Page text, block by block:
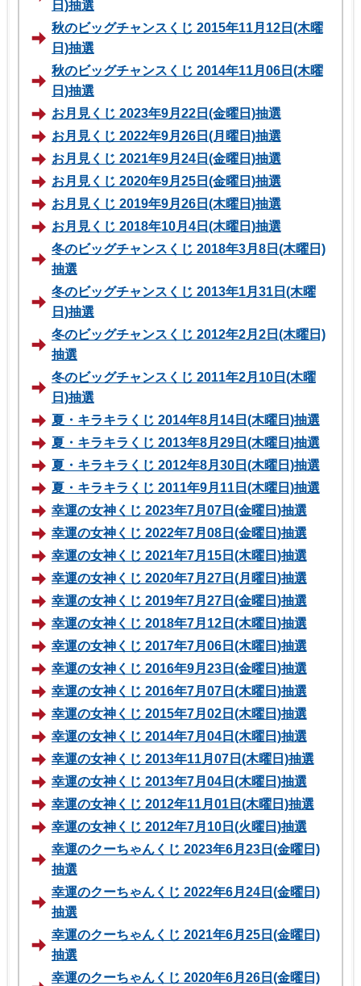
日)抽選
秋のビッグチャンスくじ 2015年11月12日(木曜
日)抽選
秋のビッグチャンスくじ 2014年11月06日(木曜
日)抽選
お月見くじ 2023年9月22日(金曜日)抽選
お月見くじ 2022年9月26日(月曜日)抽選
お月見くじ 2021年9月24日(金曜日)抽選
お月見くじ 2020年9月25日(金曜日)抽選
お月見くじ 2019年9月26日(木曜日)抽選
お月見くじ 2018年10月4日(木曜日)抽選
冬のビッグチャンスくじ 2018年3月8日(木曜日)
抽選
冬のビッグチャンスくじ 2013年1月31日(木曜
日)抽選
冬のビッグチャンスくじ 2012年2月2日(木曜日)
抽選
冬のビッグチャンスくじ 2011年2月10日(木曜
日)抽選
夏・キラキラくじ 2014年8月14日(木曜日)抽選
夏・キラキラくじ 2013年8月29日(木曜日)抽選
夏・キラキラくじ 2012年8月30日(木曜日)抽選
夏・キラキラくじ 2011年9月11日(木曜日)抽選
幸運の女神くじ 2023年7月07日(金曜日)抽選
幸運の女神くじ 2022年7月08日(金曜日)抽選
幸運の女神くじ 2021年7月15日(木曜日)抽選
幸運の女神くじ 2020年7月27日(月曜日)抽選
幸運の女神くじ 2019年7月27日(金曜日)抽選
幸運の女神くじ 2018年7月12日(木曜日)抽選
幸運の女神くじ 2017年7月06日(木曜日)抽選
幸運の女神くじ 2016年9月23日(金曜日)抽選
幸運の女神くじ 2016年7月07日(木曜日)抽選
幸運の女神くじ 2015年7月02日(木曜日)抽選
幸運の女神くじ 2014年7月04日(木曜日)抽選
幸運の女神くじ 2013年11月07日(木曜日)抽選
幸運の女神くじ 2013年7月04日(木曜日)抽選
幸運の女神くじ 2012年11月01日(木曜日)抽選
幸運の女神くじ 2012年7月10日(火曜日)抽選
幸運のクーちゃんくじ 2023年6月23日(金曜日)
抽選
幸運のクーちゃんくじ 2022年6月24日(金曜日)
抽選
幸運のクーちゃんくじ 2021年6月25日(金曜日)
抽選
幸運のクーちゃんくじ 2020年6月26日(金曜日)